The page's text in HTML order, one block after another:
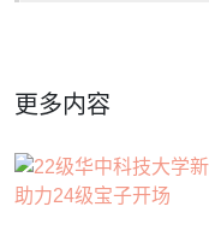
更多内容